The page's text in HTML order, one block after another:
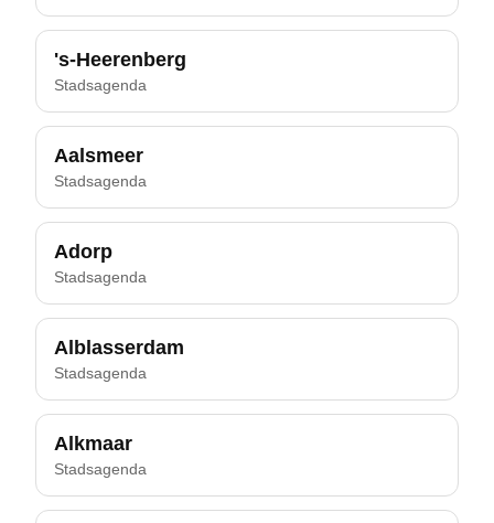
's-Heerenberg
Stadsagenda
Aalsmeer
Stadsagenda
Adorp
Stadsagenda
Alblasserdam
Stadsagenda
Alkmaar
Stadsagenda